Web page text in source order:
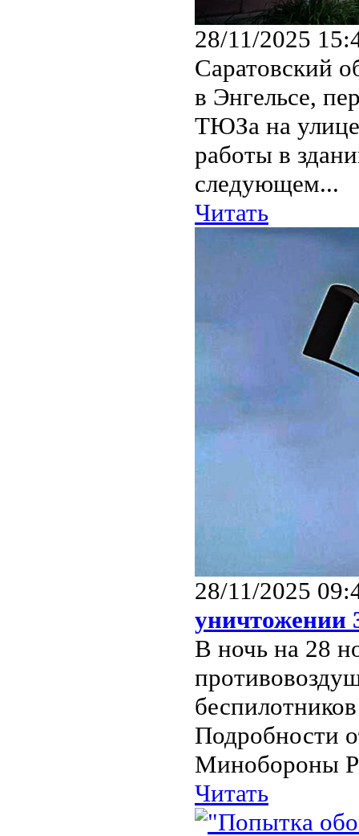
28/11/2025
Саратовский
в Энгельсе,
ТЮЗа на улице
работы в
следующем...
Читать
28/11/2025
В ночь на 28
Подробности
Минобороны
Читать